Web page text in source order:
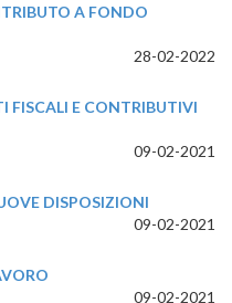
A FONDO
28-02-2022
FISCALI E CONTRIBUTIVI
09-02-2021
DISPOSIZIONI
09-02-2021
09-02-2021